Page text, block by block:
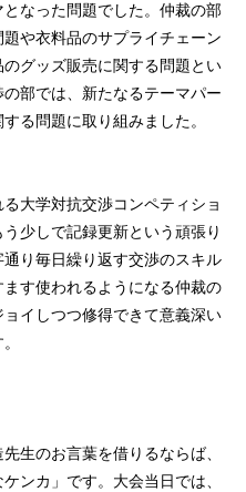
なった問題でした。仲裁の部
や衣料品のサプライチェーン
グッズ販売に関する問題とい
部では、新たなるテーマパー
る問題に取り組みました。
大学対抗交渉コンペティショ
少しで記録更新という頑張り
り毎日繰り返す交渉のスキル
す使われるようになる仲裁の
イしつつ修得できて意義深い
生のお言葉を借りるならば、
ンカ」です。大会当日では、